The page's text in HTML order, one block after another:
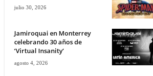
julio 30, 2026
Jamiroquai en Monterrey
celebrando 30 años de
‘Virtual Insanity’
agosto 4, 2026